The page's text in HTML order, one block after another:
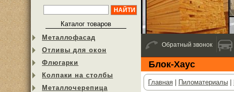
Каталог товаров
Металлофасад
Отливы для окон
Флюгарки
Колпаки на столбы
Металлочерепица
Блок-Хаус
Главная Пиломатериалы
Обратный звонок